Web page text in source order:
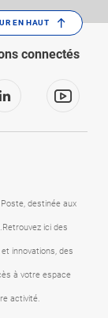
EN HAUT
destinée aux
ici des
innovations, des
à votre espace
activité.
connectés
sur x
Suivez-nous